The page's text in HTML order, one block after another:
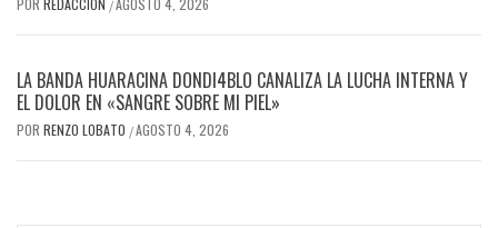
POR REDACCIÓN /AGOSTO 4, 2026
LA BANDA HUARACINA DONDI4BLO CANALIZA LA LUCHA INTERNA Y
EL DOLOR EN «SANGRE SOBRE MI PIEL»
POR RENZO LOBATO /AGOSTO 4, 2026